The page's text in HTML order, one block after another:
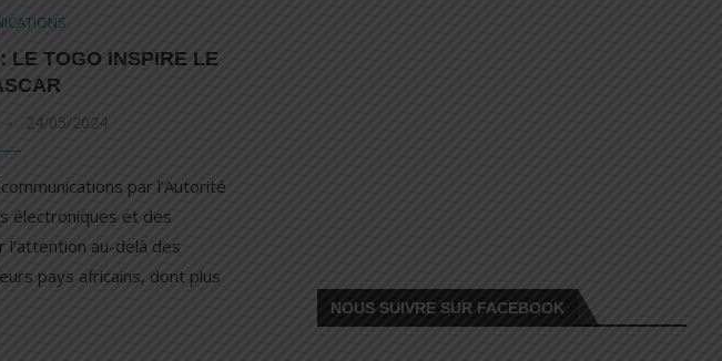
LE TOGO INSPIRE LE
24/05/2024
par l’Autorité
électroniques et des
l’attention au-delà des
pays africains, dont plus
NOUS SUIVRE SUR FACEBOOK